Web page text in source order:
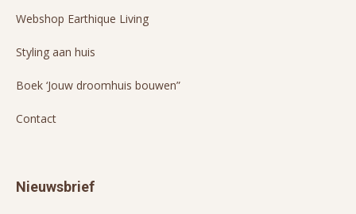
Webshop Earthique Living
Styling aan huis
Boek ‘Jouw droomhuis bouwen”
Contact
Nieuwsbrief